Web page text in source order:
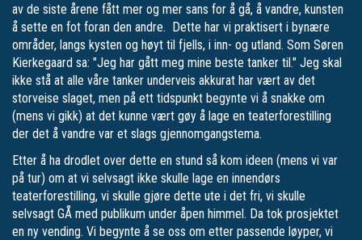
av de siste årene fått mer og mer sans for å gå, å vandre, kunsten
å sette en fot foran den andre. Dette har vi praktisert i bynære
områder, langs kysten og høyt til fjells, i inn- og utland. Som Søren
Kierkegaard sa: "Jeg har gått meg mine beste tanker til." Jeg skal
ikke stå at alle våre tanker underveis akkurat har vært av det
storveise slaget, men på ett tidspunkt begynte vi å snakke om
(mens vi gikk) at det kunne vært gøy å lage en teaterforestilling
der det å vandre var et slags gjennomgangstema.
Etter å ha drodlet over dette en stund så kom ideen (mens vi var
på tur) om at vi selvsagt ikke skulle lage en innendørs
teaterforestilling, vi skulle gjøre dette ute i det fri, vi skulle
selvsagt GÅ med publikum under åpen himmel. Da tok prosjektet
en ny vending. Vi begynte å se oss om etter passende løyper, vi